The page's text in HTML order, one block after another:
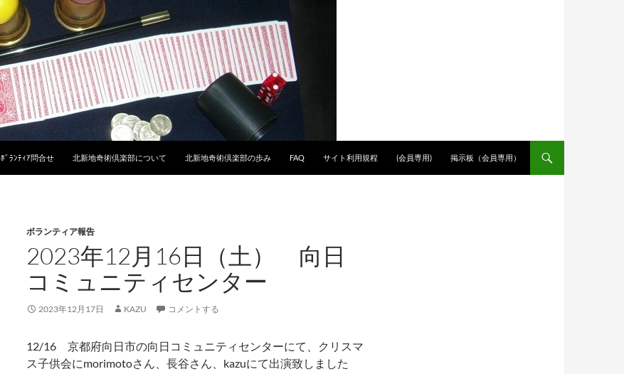
ﾎﾞﾗﾝﾃｨｱ問合せ 北新地奇術倶楽部について 北新地奇術倶楽部の歩み FAQ サイト利用規程 (会員専用) 掲示板（会員専用）
ボランティア報告
2023年12月16日（土） 向日
コミュニティセンター
2023年12月17日 KAZU コメントする
12/16 京都府向日市の向日コミュニティセンターにて、クリスマ
ス子供会にmorimotoさん、長谷さん、kazuにて出演致しました